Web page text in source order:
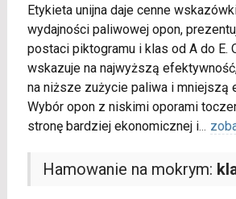
Etykieta unijna daje cenne
wydajności paliwowej opon,
postaci piktogramu i klas od A do E.
wskazuje na najwyższą
na niższe zużycie paliwa i mniejszą
Wybór opon z niskimi oporami
stronę bardziej ekonomicznej i...
Hamowanie na mokrym: